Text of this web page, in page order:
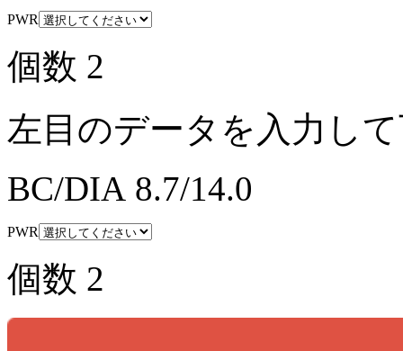
PWR
個数 2
左目のデータを入力し
BC/DIA 8.7/14.0
PWR
個数 2